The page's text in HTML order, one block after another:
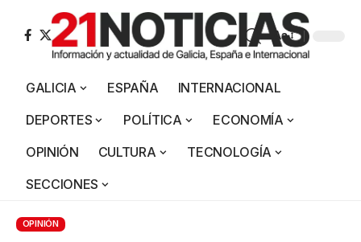
Aa
GALICIA ESPAÑA
INTERNACIONAL
DEPORTES
POLÍTICA
ECONOMÍA
OPINIÓN
CULTURA
TECNOLOGÍA
SECCIONES
OPINIÓN